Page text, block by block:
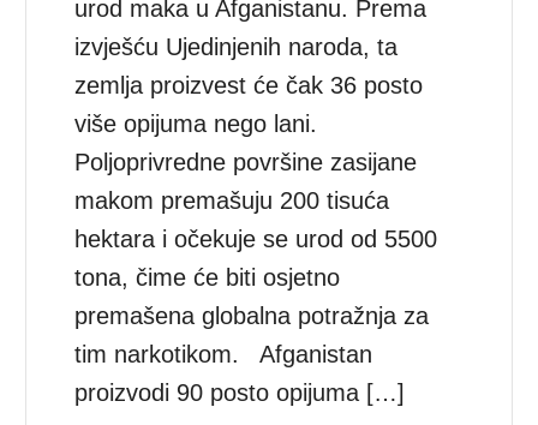
urod maka u Afganistanu. Prema
izvješću Ujedinjenih naroda, ta
zemlja proizvest će čak 36 posto
više opijuma nego lani.
Poljoprivredne površine zasijane
makom premašuju 200 tisuća
hektara i očekuje se urod od 5500
tona, čime će biti osjetno
premašena globalna potražnja za
tim narkotikom. Afganistan
proizvodi 90 posto opijuma […]